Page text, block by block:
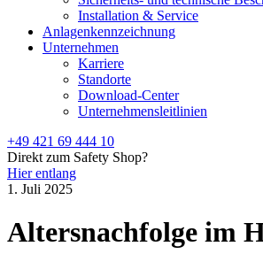
Installation & Service
Anlagenkennzeichnung
Unternehmen
Karriere
Standorte
Download-Center
Unternehmensleitlinien
+49 421 69 444 10
Direkt zum Safety Shop?
Hier entlang
1. Juli 2025
Altersnachfolge im